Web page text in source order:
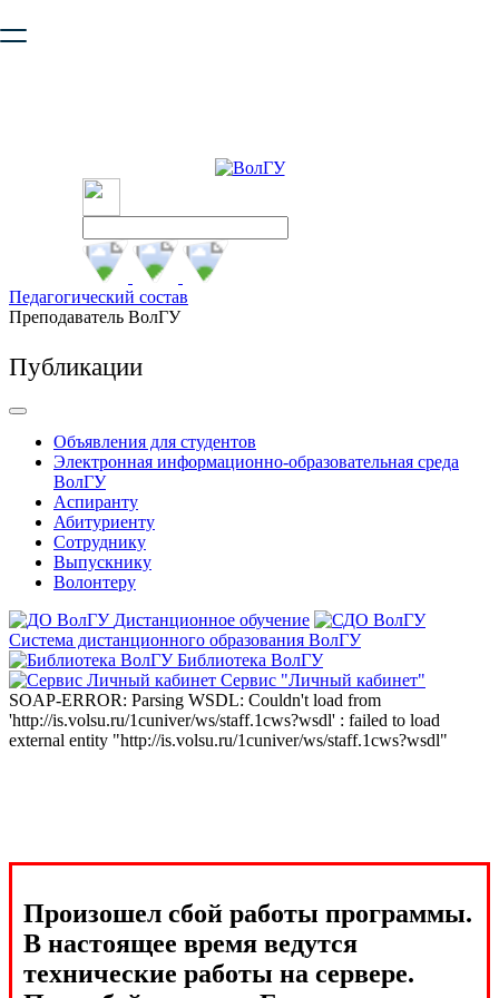
безопасную работу с сайтом. Пожалуйста
Педагогический состав
Преподаватель ВолГУ
Публикации
Объявления для студентов
Электронная информационно-образовательная среда
ВолГУ
Аспиранту
Абитуриенту
Сотруднику
Выпускнику
Волонтеру
Дистанционное обучение
Система дистанционного образования ВолГУ
Библиотека ВолГУ
Сервис "Личный кабинет"
SOAP-ERROR: Parsing WSDL: Couldn't load from
'http://is.volsu.ru/1cuniver/ws/staff.1cws?wsdl' : failed to load
external entity "http://is.volsu.ru/1cuniver/ws/staff.1cws?wsdl"
Произошел сбой работы программы.
В настоящее время ведутся
технические работы на сервере.